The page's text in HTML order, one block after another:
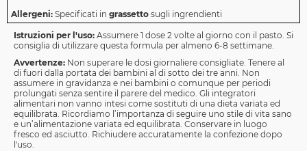
Allergeni: Specificati in grassetto sugli ingrendienti
Istruzioni per l'uso: Assumere 1 dose 2 volte al giorno con il pasto. Si
consiglia di utilizzare questa formula per almeno 6-8 settimane.
Avvertenze: Non superare le dosi giornaliere consigliate. Tenere al
di fuori dalla portata dei bambini al di sotto dei tre anni. Non
assumere in gravidanza e nei bambini o comunque per periodi
prolungati senza sentire il parere del medico. Gli integratori
alimentari non vanno intesi come sostituti di una dieta variata ed
equilibrata. Ricordiamo l’importanza di seguire uno stile di vita sano
e un’alimentazione variata ed equilibrata. Conservare in luogo
fresco ed asciutto. Richiudere accuratamente la confezione dopo
l'uso.